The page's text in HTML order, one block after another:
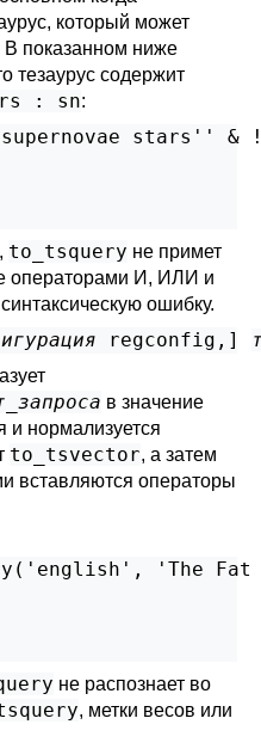
который может
показанном ниже
тезаурус содержит
: sn:
stars''
to_tsquery не примет
операторами И, ИЛИ и
ошибку.
regconfig , ]
в значение
и нормализуется
to_tsvector, а затем
вставляются операторы
'The
не распознает во
, метки весов или